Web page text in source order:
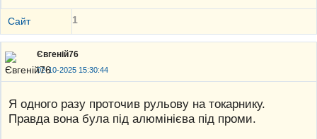
Сайт 1
Євгеній76
02-10-2025 15:30:44
Я одного разу проточив рульову на токарнику.
Правда вона була під алюмінієва під проми.